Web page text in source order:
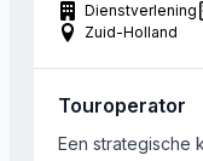
een middelgroot
omzetniveau
Dienstverlening
Zuid-Holland
Touroperator
Een strategische